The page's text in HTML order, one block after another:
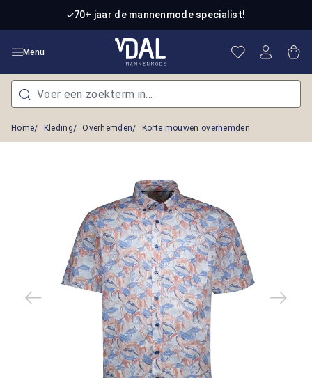
Ga naar de hoofdinhoud70+ jaar de mannenmode specialist!
Menu Je hebt 0
Home Kleding Overhemden Korte mouwen overhemden